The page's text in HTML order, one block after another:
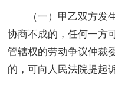
（一）甲乙双方发
协商不成的，任何一方
管辖权的劳动争议仲裁
的，可向人民法院提起